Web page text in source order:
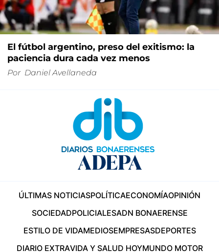
El fútbol argentino, preso del exitismo: la
paciencia dura cada vez menos
Por Daniel Avellaneda
ÚLTIMAS NOTICIASPOLÍTICAECONOMÍAOPINIÓN
SOCIEDADPOLICIALESADN BONAERENSE
ESTILO DE VIDAMEDIOSEMPRESASDEPORTES
DIARIO EXTRAVIDA Y SALUD HOYMUNDO MOTOR